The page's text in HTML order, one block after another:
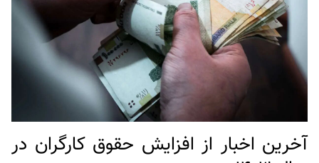
آخرین اخبار از افزایش حقوق کارگران در